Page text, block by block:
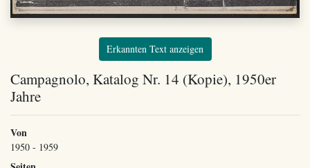
Erkannten Text anzeigen
Campagnolo, Katalog Nr. 14 (Kopie), 1950er
Jahre
Von
1950 - 1959